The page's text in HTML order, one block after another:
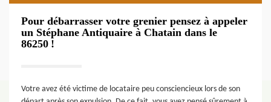
Pour débarrasser votre grenier pensez à appeler
un Stéphane Antiquaire à Chatain dans le
86250 !
Votre avez été victime de locataire peu consciencieux lors de son